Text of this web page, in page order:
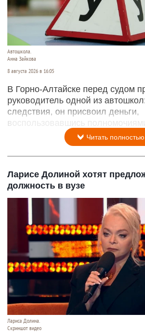
Автошкола.
Анна Зайкова
8 августа 2026 в 16:05
В Горно-Алтайске перед судом
руководитель одной из
следствия, он присвоил деньги,
воспользовавшись
Читать полностью
Ларисе Долиной хотят
должность в вузе
Лариса Долина.
Скриншот видео